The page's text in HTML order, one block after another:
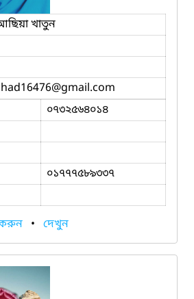
খাতুন
@gmail.com
০৭৩২৫৬৪০১৪
০১৭৭৭৫৮৯৩৩৭
করুন • দেখুন